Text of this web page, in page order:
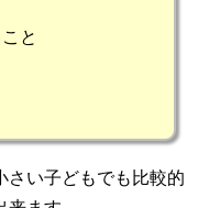
と
さい子どもでも比較的